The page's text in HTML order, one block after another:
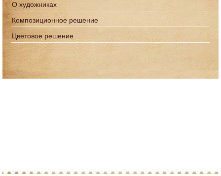
О художниках
Композиционное решение
Цветовое решение